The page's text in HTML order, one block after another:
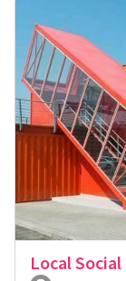
Local